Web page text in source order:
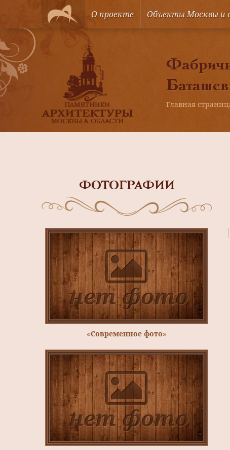
О проекте Объекты Москвы и
Главная
ФОТОГРАФИИ
«Современное фото»